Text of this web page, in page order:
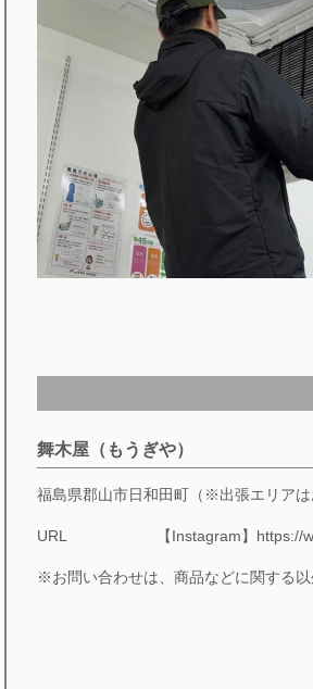
舞木屋（もうぎや）
福島県郡山市日和田町（※出張エリアは
URL 【Instagram】 https://
※お問い合わせは、商品などに関する